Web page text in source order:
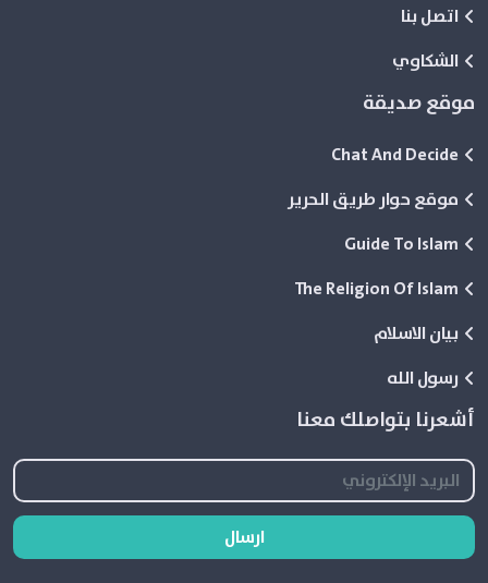
اتصل بنا
الشكاوي
موقع صديقة
Chat And Decide
موقع حوار طريق الحرير
Guide To Islam
The Religion Of Islam
بيان الاسلام
رسول الله
أشعرنا بتواصلك معنا
ارسال